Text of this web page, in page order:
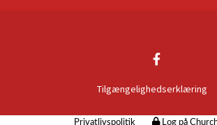
Tilgængelighedserklæring
Privatlivspolitik Log på